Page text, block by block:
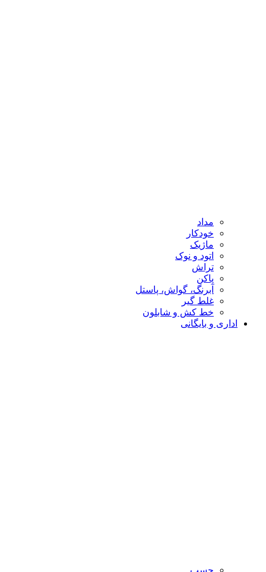
مداد
خودکار
ماژیک
اتود و نوک
تراش
پاکن
آبرنگ، گواش، پاستل
غلط گیر
خط کش و شابلون
اداری و بایگانی
چسب